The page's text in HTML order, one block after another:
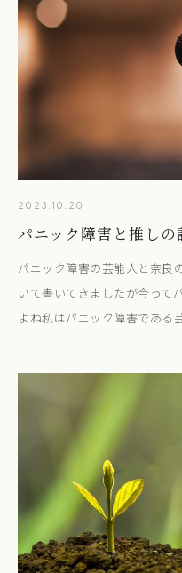
2023.10.20
パニック障害と推しの
パニック障害の芸能人と奈良
いて書いてきましたが今って
よね私はパニック障害である